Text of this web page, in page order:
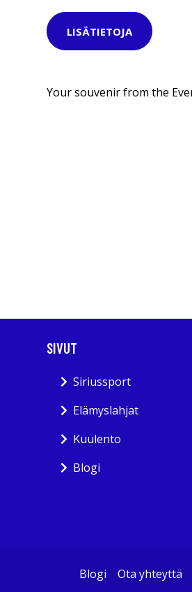
LISÄTIETOJA
Your souvenir from the
SIVUT
Siriussport
Elämyslahjat
Kuulento
Blogi
Blogi Ota yhteyttä